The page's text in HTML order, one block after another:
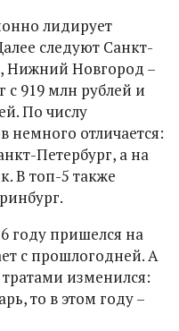
лидирует
следуют Санкт-
Нижний Новгород –
с 919 млн рублей и
По числу
немного отличается:
Петербург, а на
В топ-5 также
году пришелся на
с прошлогодней. А
изменился:
то в этом году –